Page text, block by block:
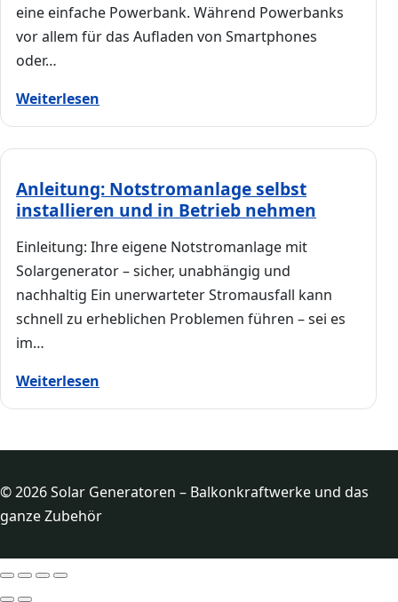
eine einfache Powerbank. Während Powerbanks
vor allem für das Aufladen von Smartphones
oder…
Weiterlesen
Anleitung: Notstromanlage selbst
installieren und in Betrieb nehmen
Einleitung: Ihre eigene Notstromanlage mit
Solargenerator – sicher, unabhängig und
nachhaltig Ein unerwarteter Stromausfall kann
schnell zu erheblichen Problemen führen – sei es
im…
Weiterlesen
© 2026 Solar Generatoren – Balkonkraftwerke und das
ganze Zubehör